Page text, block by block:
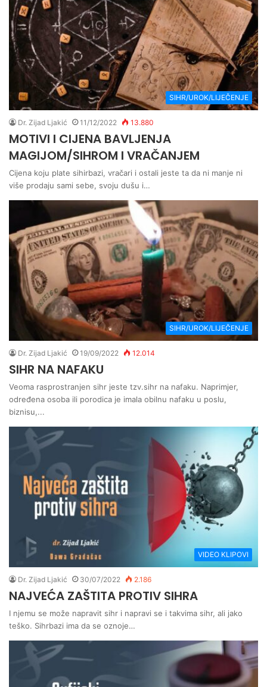
SIHR/UROK/LIJEČENJE
Dr. Zijad Ljakić 11/12/2022 13.880
MOTIVI I CIJENA BAVLJENJA
MAGIJOM/SIHROM I VRAČANJEM
Cijena koju plate sihirbazi, vračari i ostali jeste ta da ni manje ni
više prodaju sami sebe, svoju dušu i…
SIHR/UROK/LIJEČENJE
Dr. Zijad Ljakić 19/09/2022 12.014
SIHR NA NAFAKU
Veoma rasprostranjen sihr jeste tzv.sihr na nafaku. Naprimjer,
određena osoba ili porodica je imala obilnu nafaku u poslu,
biznisu,...
VIDEO KLIPOVI
Dr. Zijad Ljakić 30/07/2022 2.186
NAJVEĆA ZAŠTITA PROTIV SIHRA
I njemu se može napravit sihr i napravi se i takvima sihr, ali jako
teško. Sihrbazi ima da se oznoje…